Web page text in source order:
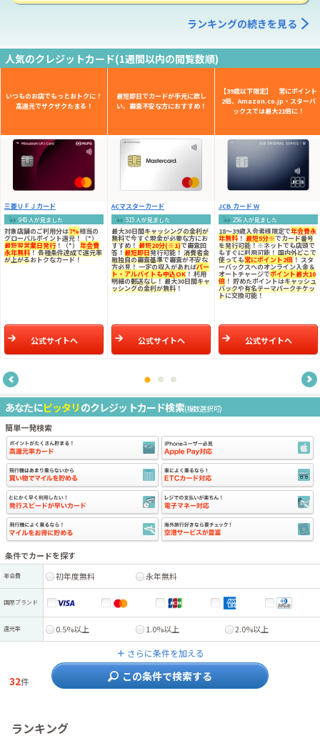
ランキングの続きを見る
人気のクレジットカード(1週間以内の閲覧数順)
いつものお店でもっとおトクに！
高還元でザクザクたまる！
三菱ＵＦＪカード
945 人が見ました
対象店舗のご利用分は7%相当の
グローバルポイント還元！（*）
最短翌営業日発行！（*） 年会費
永年無料！各種条件達成で還元率
が上がるおトクなカード！
公式サイトへ
最短即日でカードが手元に欲し
い、審査不安な方におすすめ！
ACマスターカード
515 人が見ました
最大30日間キャッシングの金利が
無料で今すぐ現金が必要な方にお
すすめ！ 最短20分(※1)で審査回
答！ 最短即日発行可能！ 消費者金
融独自の審査基準で審査が不安な
方必見！ 一定の収入があればパー
ト・アルバイトも申込OK ！ 利用
明細の郵送なし！ 最大30日間キャ
ッシングの金利が無料 ！
公式サイトへ
【39歳以下限定】 常にポイント
2倍、Amazon.co.jp・スターバ
ックスでは最大21倍に！
JCB カード W
256 人が見ました
18～39歳入会者様限定で年会費永
年無料 ！ 最短5分※でカード番号
を発行可能！※ネットでも店頭で
もすぐに利用可能！ 国内外どこで
使っても常にポイント2倍！ スタ
ーバックスへのオンライン入金＆
オートチャージでポイント最大10
倍 ！ 貯めたポイントはキャッシュ
バックや有名テーマパークチケッ
トに交換可能！
公式サイトへ
あなたにピッタリ のクレジットカード検索(複数選択可)
簡単一発検索
条件でカードを探す
年会費 初年度無料 永年無料
国際ブランド
還元率 0.5%以上 1.0%以上 2.0%以上
＋ さらに条件を加える
32件 この条件で検索する
ランキング